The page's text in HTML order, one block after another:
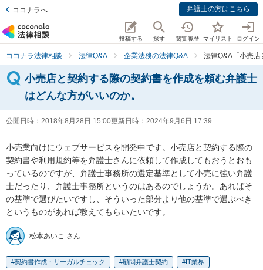
ココナラへ 弁護士の方はこちら
投稿する 探す 閲覧履歴 マイリスト ログイン
ココナラ法律相談 法律Q&A 企業法務の法律Q&A 法律Q&A「小売
小売店と契約する際の契約書を作成を頼む弁護士
はどんな方がいいのか。
公開日時： 2018年8月28日 15:00更新日時： 2024年9月6日 17:39
小売業向けにウェブサービスを開発中です。小売店と契約する際の
契約書や利用規約等を弁護士さんに依頼して作成してもおうとおも
っているのですが、弁護士事務所の選定基準として小売に強い弁護
士だったり、弁護士事務所というのはあるのでしょうか。あればそ
の基準で選びたいですし、そういった部分より他の基準で選ぶべき
というものがあれば教えてもらいたいです。
松本あいこ さん
契約書作成・リーガルチェック 顧問弁護士契約 IT業界